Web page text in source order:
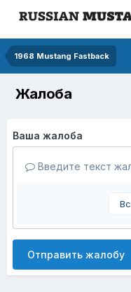
1968 Mustang Fastback
Жалоба
Ваша жалоба
Введите текст
Отправить жалобу